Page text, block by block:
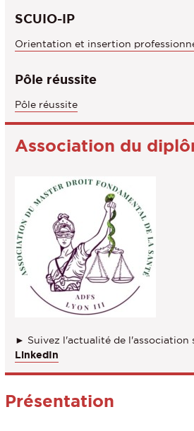
SCUIO-IP
Orientation et insertion
Pôle réussite
Pôle réussite
Association du
► Suivez l'actualité de l'association
LinkedIn
Présentation